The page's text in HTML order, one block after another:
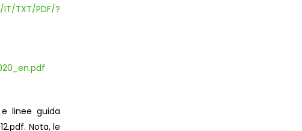
TXT/PDF/?
linee guida
Nota, le